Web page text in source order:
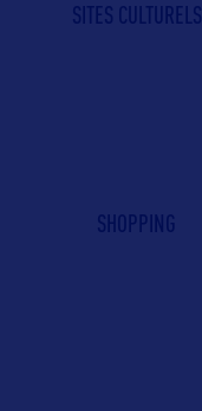
SITES CULTURELS
SHOPPING